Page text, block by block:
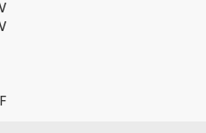
dial rotation dengan putaran
dan kenyamanan
test lead. Dengan begitu, alat
dan lain-lain.
meletakkan multimeter dalam